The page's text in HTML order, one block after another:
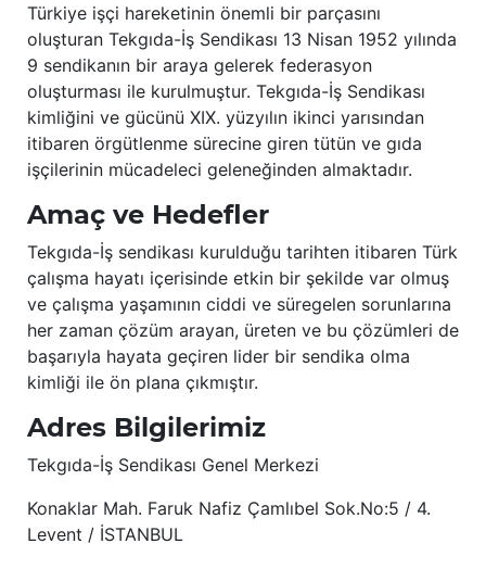
Türkiye işçi hareketinin önemli bir parçasını
oluşturan Tekgıda-İş Sendikası 13 Nisan 1952 yılında
9 sendikanın bir araya gelerek federasyon
oluşturması ile kurulmuştur. Tekgıda-İş Sendikası
kimliğini ve gücünü XIX. yüzyılın ikinci yarısından
itibaren örgütlenme sürecine giren tütün ve gıda
işçilerinin mücadeleci geleneğinden almaktadır.
Amaç ve Hedefler
Tekgıda-İş sendikası kurulduğu tarihten itibaren Türk
çalışma hayatı içerisinde etkin bir şekilde var olmuş
ve çalışma yaşamının ciddi ve süregelen sorunlarına
her zaman çözüm arayan, üreten ve bu çözümleri de
başarıyla hayata geçiren lider bir sendika olma
kimliği ile ön plana çıkmıştır.
Adres Bilgilerimiz
Tekgıda-İş Sendikası Genel Merkezi
Konaklar Mah. Faruk Nafiz Çamlıbel Sok.No:5 / 4.
Levent / İSTANBUL